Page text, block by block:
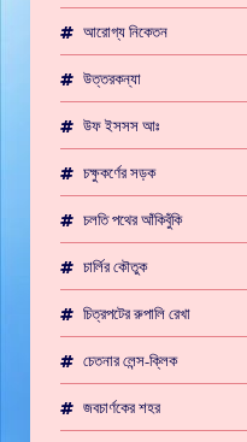
আরোগ্য নিকেতন
উত্তরকন্যা
উফ ইসসস আঃ
চক্ষুকর্ণের সড়ক
চলতি পথের আঁকিবুঁকি
চার্লির কৌতুক
চিত্রপটের রুপালি রেখা
চেতনার লেন্স-ক্লিক
জবচার্ণকের শহর